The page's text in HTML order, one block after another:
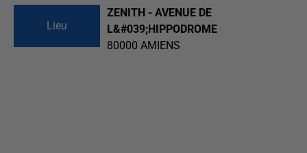
Lieu
ZENITH - AVENUE DE
L&#039;HIPPODROME
80000 AMIENS